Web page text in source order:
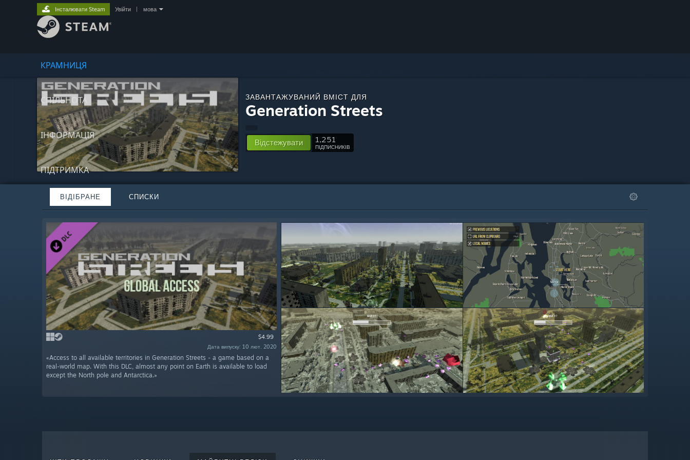
КРАМНИЦЯ
СПІЛЬНОТА
ІНФОРМАЦІЯ
ПІДТРИМКА
Інсталювати Steam Увійти мова
ЗАВАНТАЖУВАНИЙ ВМІСТ ДЛЯ
Generation Streets
Відстежувати 1,251
ПІДПИСНИКІВ
ВІДІБРАНЕ СПИСКИ
$4.99
Дата випуску: 10 лют. 2020
«Access to all available territories in Generation Streets - a game based on a
real-world map. With this DLC, almost any point on Earth is available to load
except the North pole and Antarctica.»